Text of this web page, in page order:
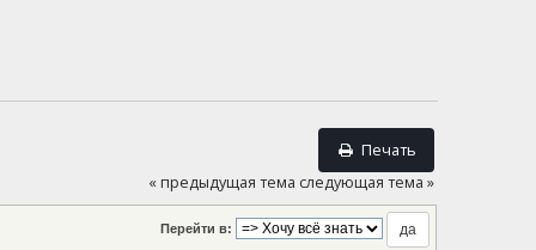
Печать
« предыдущая тема следующая тема »
Перейти в: